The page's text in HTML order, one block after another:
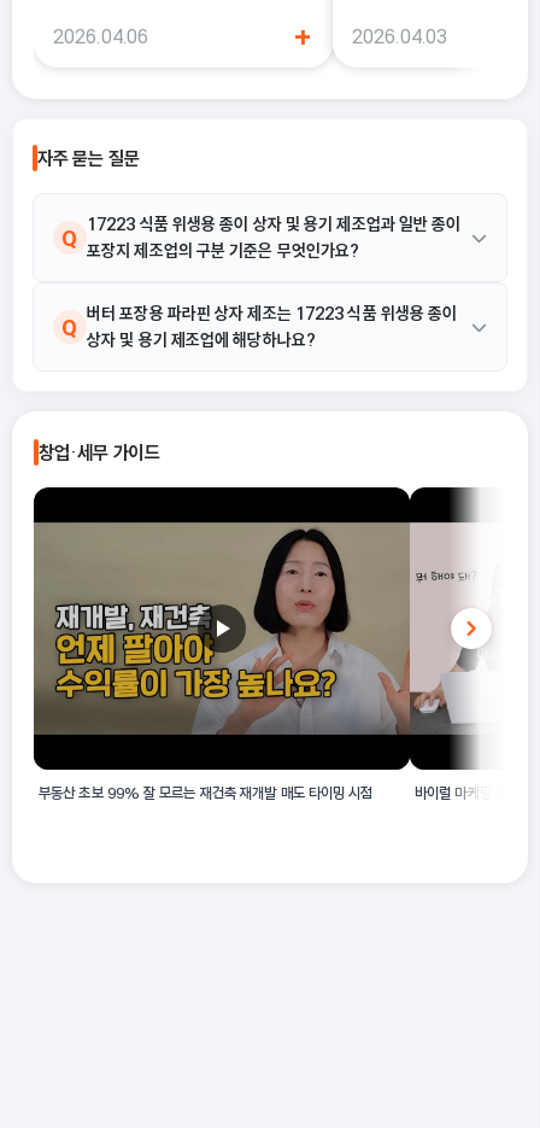
이럴 때 도움이 되는 것이 바로 창업지원
2026.04.06 +
국세청에 정식으로 사업을
2026.04.03
자주 묻는 질문
Q
17223 식품 위생용 종이 상자 및 용기 제조업과 일반 종이
포장지 제조업의 구분 기준은 무엇인가요?
A 17223 식품 위생용 종이 상자 및 용기 제조업은 식품용으로 위생
처리한 종이 및 판지를 가공하여 액상, 분상 및 고형상의 식품을 담
는 용기인지 여부를 기준으로 유사 업종과 구분해야 합니다.
Q
버터 포장용 파라핀 상자 제조는 17223 식품 위생용 종이
상자 및 용기 제조업에 해당하나요?
이는 식품용으로 위생 처리된 종이를 가공하여 식품을 담는 용기를
제조하는 활동에 해당합니다.
창업·세무 가이드
부동산 초보 99% 잘 모르는 재건축 재개발 매도 타이밍 시점 바이럴 마케팅 궁금하